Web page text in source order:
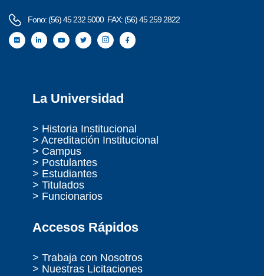
Fono: (56) 45 232 5000 FAX: (56) 45 259 2822
La Universidad
> Historia Institucional
> Acreditación Institucional
> Campus
> Postulantes
> Estudiantes
> Titulados
> Funcionarios
Accesos Rápidos
> Trabaja con Nosotros
> Nuestras Licitaciones